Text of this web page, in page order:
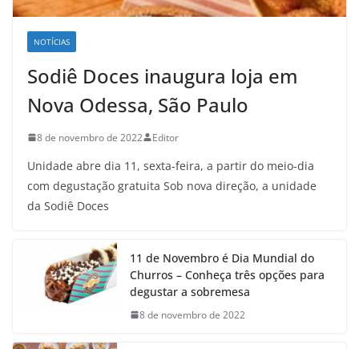
NOTÍCIAS
Sodiê Doces inaugura loja em
Nova Odessa, São Paulo
8 de novembro de 2022 Editor
Unidade abre dia 11, sexta-feira, a partir do meio-dia
com degustação gratuita Sob nova direção, a unidade
da Sodiê Doces
11 de Novembro é Dia Mundial do
Churros – Conheça três opções para
degustar a sobremesa
8 de novembro de 2022